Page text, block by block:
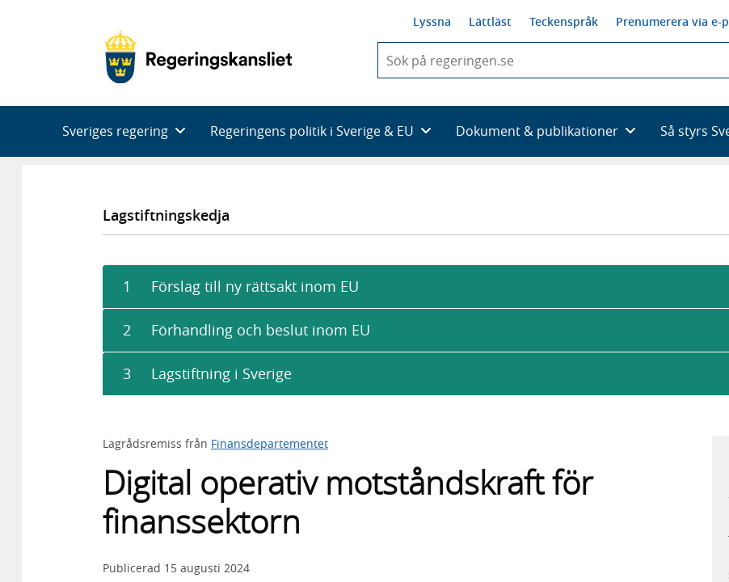
Lyssna Lättläst Teckenspråk Prenumerera via e-
du
skriva
framträder
en
Sveriges regering Regeringens politik i Sverige & EU Dokument & publikationer Så styrs
Lagstiftningskedja
1 Förslag till ny rättsakt inom EU
2 Förhandling och beslut inom EU
3 Lagstiftning i Sverige
Lagrådsremiss från Finansdepartementet
Digital operativ motståndskraft för
finanssektorn
Publicerad 15 augusti 2024